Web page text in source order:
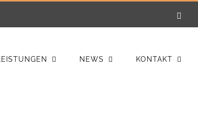
LEISTUNGEN NEWS KONTAKT